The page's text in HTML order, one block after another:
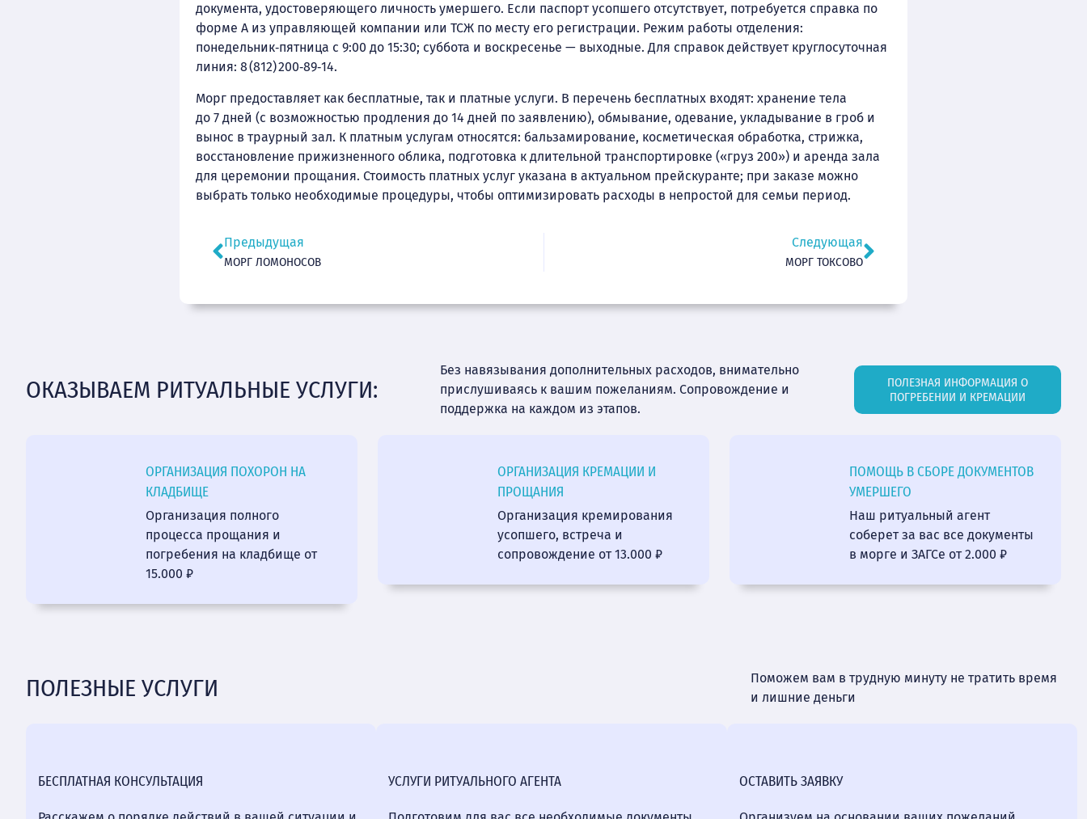
документа, удостоверяющего личность умершего. Если паспорт усопшего отсутствует, потребуется справка по
форме А из управляющей компании или ТСЖ по месту его регистрации. Режим работы отделения:
понедельник‑пятница с 9:00 до 15:30; суббота и воскресенье — выходные. Для справок действует круглосуточная
линия: 8 (812) 200‑89‑14.
Морг предоставляет как бесплатные, так и платные услуги. В перечень бесплатных входят: хранение тела
до 7 дней (с возможностью продления до 14 дней по заявлению), обмывание, одевание, укладывание в гроб и
вынос в траурный зал. К платным услугам относятся: бальзамирование, косметическая обработка, стрижка,
восстановление прижизненного облика, подготовка к длительной транспортировке («груз 200») и аренда зала
для церемонии прощания. Стоимость платных услуг указана в актуальном прейскуранте; при заказе можно
выбрать только необходимые процедуры, чтобы оптимизировать расходы в непростой для семьи период.
Предыдущая
МОРГ ЛОМОНОСОВ
Следующая
МОРГ ТОКСОВО
ОКАЗЫВАЕМ РИТУАЛЬНЫЕ УСЛУГИ:
Без навязывания дополнительных расходов, внимательно
прислушиваясь к вашим пожеланиям. Сопровождение и
поддержка на каждом из этапов.
ПОЛЕЗНАЯ ИНФОРМАЦИЯ О
ПОГРЕБЕНИИ И КРЕМАЦИИ
ОРГАНИЗАЦИЯ ПОХОРОН НА
КЛАДБИЩЕ
Организация полного
процесса прощания и
погребения на кладбище от
15.000 ₽
ОРГАНИЗАЦИЯ КРЕМАЦИИ И
ПРОЩАНИЯ
Организация кремирования
усопшего, встреча и
сопровождение от 13.000 ₽
ПОМОЩЬ В СБОРЕ ДОКУМЕНТОВ
УМЕРШЕГО
Наш ритуальный агент
соберет за вас все документы
в морге и ЗАГСе от 2.000 ₽
ПОЛЕЗНЫЕ УСЛУГИ
Поможем вам в трудную минуту не тратить время
и лишние деньги
БЕСПЛАТНАЯ КОНСУЛЬТАЦИЯ УСЛУГИ РИТУАЛЬНОГО АГЕНТА ОСТАВИТЬ ЗАЯВКУ